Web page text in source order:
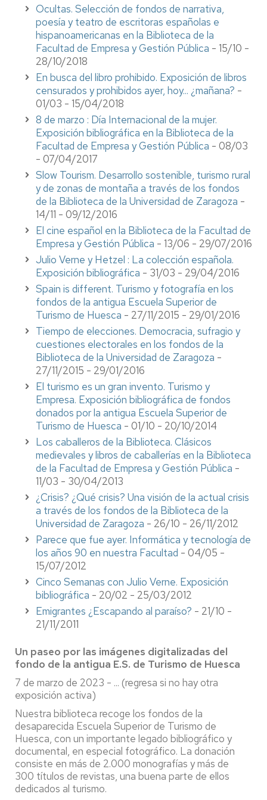
Ocultas. Selección de fondos de narrativa,
poesía y teatro de escritoras españolas e
hispanoamericanas en la Biblioteca de la
Facultad de Empresa y Gestión Pública - 15/10 -
28/10/2018
En busca del libro prohibido. Exposición de libros
censurados y prohibidos ayer, hoy... ¿mañana? -
01/03 - 15/04/2018
8 de marzo : Día Internacional de la mujer.
Exposición bibliográfica en la Biblioteca de la
Facultad de Empresa y Gestión Pública - 08/03
- 07/04/2017
Slow Tourism. Desarrollo sostenible, turismo rural
y de zonas de montaña a través de los fondos
de la Biblioteca de la Universidad de Zaragoza -
14/11 - 09/12/2016
El cine español en la Biblioteca de la Facultad de
Empresa y Gestión Pública - 13/06 - 29/07/2016
Julio Verne y Hetzel : La colección española.
Exposición bibliográfica - 31/03 - 29/04/2016
Spain is different. Turismo y fotografía en los
fondos de la antigua Escuela Superior de
Turismo de Huesca - 27/11/2015 - 29/01/2016
Tiempo de elecciones. Democracia, sufragio y
cuestiones electorales en los fondos de la
Biblioteca de la Universidad de Zaragoza -
27/11/2015 - 29/01/2016
El turismo es un gran invento. Turismo y
Empresa. Exposición bibliográfica de fondos
donados por la antigua Escuela Superior de
Turismo de Huesca - 01/10 - 20/10/2014
Los caballeros de la Biblioteca. Clásicos
medievales y libros de caballerías en la Biblioteca
de la Facultad de Empresa y Gestión Pública -
11/03 - 30/04/2013
¿Crisis? ¿Qué crisis? Una visión de la actual crisis
a través de los fondos de la Biblioteca de la
Universidad de Zaragoza - 26/10 - 26/11/2012
Parece que fue ayer. Informática y tecnología de
los años 90 en nuestra Facultad - 04/05 -
15/07/2012
Cinco Semanas con Julio Verne. Exposición
bibliográfica - 20/02 - 25/03/2012
Emigrantes ¿Escapando al paraíso? - 21/10 -
21/11/2011
Un paseo por las imágenes digitalizadas del
fondo de la antigua E.S. de Turismo de Huesca
7 de marzo de 2023 - ... (regresa si no hay otra
exposición activa)
Nuestra biblioteca recoge los fondos de la
desaparecida Escuela Superior de Turismo de
Huesca, con un importante legado bibliográfico y
documental, en especial fotográfico. La donación
consiste en más de 2.000 monografías y más de
300 títulos de revistas, una buena parte de ellos
dedicados al turismo.